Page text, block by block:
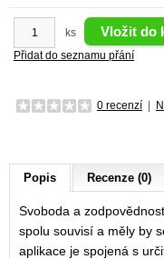
ks
Přidat do seznamu přání
0 recenzí |
Popis Recenze (0)
Svoboda a
spolu souvisí a měly by
aplikace je spojená s